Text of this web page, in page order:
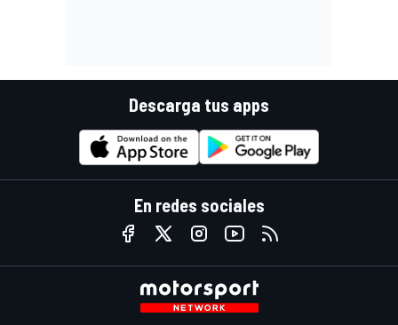
Descarga tus apps
En redes sociales